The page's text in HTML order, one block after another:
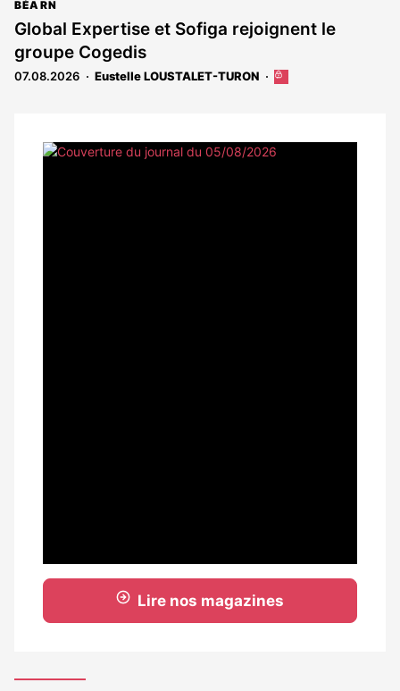
réservé
abonnés
BÉARN
Global Expertise et Sofiga rejoignent le
groupe Cogedis
07.08.2026 Eustelle LOUSTALET-TURON
Cet
aux
Notre
Lire nos magazines